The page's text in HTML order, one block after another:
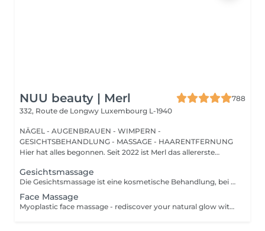
NUU beauty | Merl
788
332, Route de Longwy Luxembourg L-1940
NÄGEL - AUGENBRAUEN - WIMPERN -
GESICHTSBEHANDLUNG - MASSAGE - HAARENTFERNUNG
Hier hat alles begonnen. Seit 2022 ist Merl das allererste
Gesichtsmassage
Die Gesichtsmassage ist eine kosmetische Behandlung, bei der Hände oder ein Werkzeug verwendet werden, um das Gesicht und den Hals zu massieren, um die Durchblutung anzuregen, Entspannung zu fördern und das Erscheinungsbild der Haut zu verbessern. Gesichtsmassagen sind eine verjüngende Behandlung, die Ihnen zu einem jugendlicheren, strahlenden Teint verhelfen kann. Vollständige Gesichtsmassage + Pflege - ist eine kosmetische Behandlung, bei der Hände oder ein Werkzeug verwendet werden, um das Gesicht und den Hals zu massieren, um die Durchblutung anzuregen, Entspannung zu fördern und das Erscheinungsbild der Haut zu verbessern. Am Ende der Behandlung werden Vitaminmasken und Gesichtscremes aufgetragen. Gesichts- und Wangenmassage - ist eine kosmetische Behandlung, bei der Hände oder ein Werkzeug verwendet werden, um das Gesicht und den Hals zu massieren, um die Durchblutung anzuregen, Entspannung zu fördern und das Erscheinungsbild der Haut zu verbessern. Bei der Wangenmassage werden Druckpunkte im Inneren des Mundes massiert, um die Muskeln und Bänder im Wangenfettgewebe (zwischen den Wangen und den Kieferknochen) zu stimulieren und den Bereich zu straffen und zu konturieren. Am Ende der Behandlung werden Vitaminmasken und Gesichtscremes aufgetragen. Altersbeschränkungen: empfohlen ab 20 Jahren. Empfehlungen nach dem Eingriff: es gibt keine Empfehlungen nach diesen Verfahren. Frequenz: 8-10 Mal, einmal pro Woche.
Face Massage
Myoplastic face massage - rediscover your natural glow with the deeply rejuvenating myoplastic face massage. This unique technique works not only on the surface of your skin but also on the deeper layers of muscles and fascia. Through precise, sculpting movements, it releases tension, improves circulation, and restores elasticity. The result? A lifted, defined, and radiant look that feels as refreshing as it appears. Every session is like a reset for your face leaving you looking youthful, relaxed, and glowing with vitality. Express face massage is designed for those who value their time while expecting visible, refined results. This 30-minute lifting massage focuses on precise muscle stimulation to restore facial tone, improve skin firmness, and redefine the natural facial contour. The treatment helps reduce visible signs of fatigue while stimulating microcirculation, allowing the skin to regain a fresh, radiant, and naturally healthy glow. Perfect as an additional boost to your body massage for complete relaxation and rejuvenation. Important: This treatment is available only as an add-on to any body massage and cannot be booked as a standalone service.